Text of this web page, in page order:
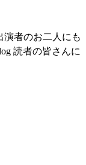
者のお二人にも
読者の皆さんに